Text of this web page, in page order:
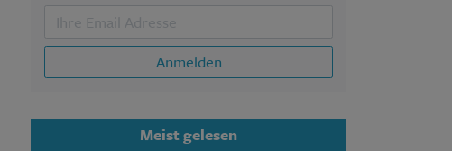
Anmelden
Meist gelesen